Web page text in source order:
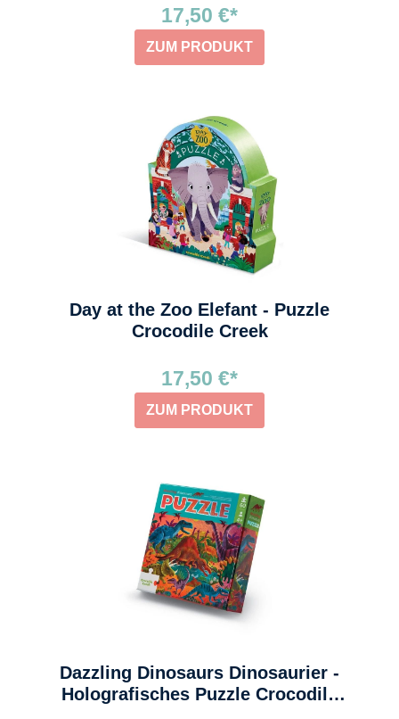
17,50 €*
ZUM PRODUKT
Day at the Zoo Elefant - Puzzle
Crocodile Creek
17,50 €*
ZUM PRODUKT
Dazzling Dinosaurs Dinosaurier -
Holografisches Puzzle Crocodile